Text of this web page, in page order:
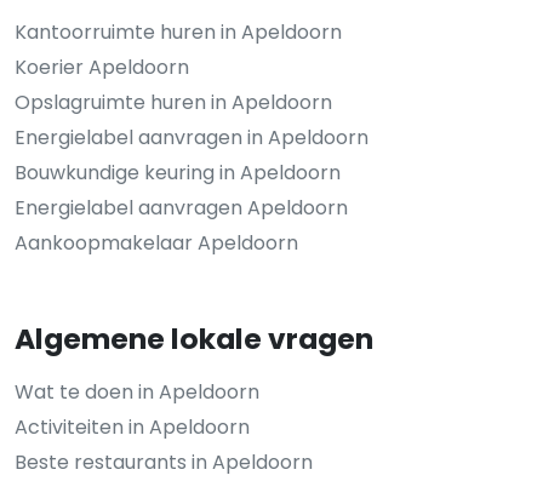
Kantoorruimte huren in Apeldoorn
Koerier Apeldoorn
Opslagruimte huren in Apeldoorn
Energielabel aanvragen in Apeldoorn
Bouwkundige keuring in Apeldoorn
Energielabel aanvragen Apeldoorn
Aankoopmakelaar Apeldoorn
Algemene lokale vragen
Wat te doen in Apeldoorn
Activiteiten in Apeldoorn
Beste restaurants in Apeldoorn